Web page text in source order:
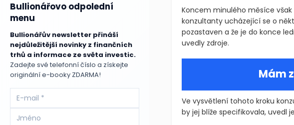
Koncem minulého měsíce
konzultanty ucházející se o
pozastaven a že je do konce
uvedly zdroje.
Mám
Ve vysvětlení tohoto kroku
by jej blíže specifikovala, uvedl
Bullionářovo odpolední
menu
Bullionářův newsletter přináší
nejdůležitější novinky z finančních
trhů a informace ze světa investic.
Zadejte své telefonní číslo a získejte
originální e-booky ZDARMA!